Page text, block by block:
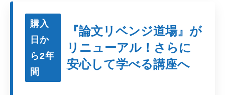
購入
日か
ら2年
間
『論文リベンジ道場』が
リニューアル！さらに
安心して学べる講座へ